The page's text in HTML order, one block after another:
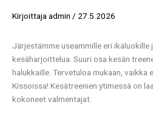
Kirjoittajaadmin / 27.5.2026
Järjestämme useammille eri
kesäharjoittelua. Suuri osa kesän
halukkaille. Tervetuloa mukaan,
Kissoissa! Kesätreenien ytimessä on
kokoneet valmentajat.